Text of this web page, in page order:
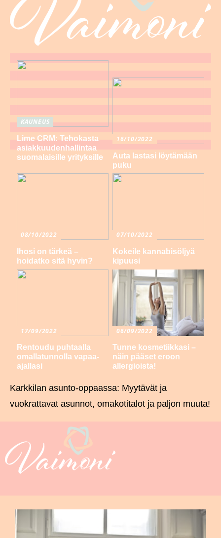
KAUNEUS
Lime CRM: Tehokasta
asiakkuudenhallintaa
suomalaisille yrityksille
16/10/2022
Auta lastasi löytämään
puku
08/10/2022
Ihosi on tärkeä –
hoidatko sitä hyvin?
07/10/2022
Kokeile kannabisöljyä
kipuusi
17/09/2022
Rentoudu puhtaalla
omallatunnolla vapaa-
ajallasi
06/09/2022
Tunne kosmetiikkasi –
näin pääset eroon
allergioista!
Karkkilan asunto-oppaassa: Myytävät ja
vuokrattavat asunnot, omakotitalot ja paljon muuta!